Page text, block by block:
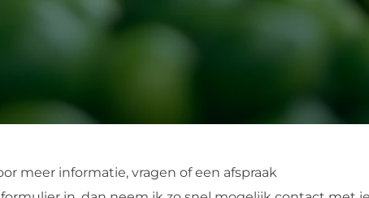
meer informatie, vragen of een afspraak